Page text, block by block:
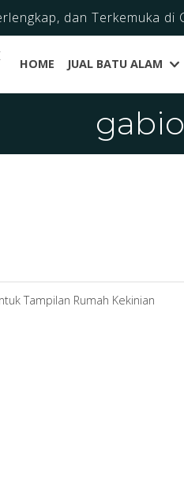
dan Terkemuka
HOME JUAL BATU ALAM
Tampilan Rumah Kekinian